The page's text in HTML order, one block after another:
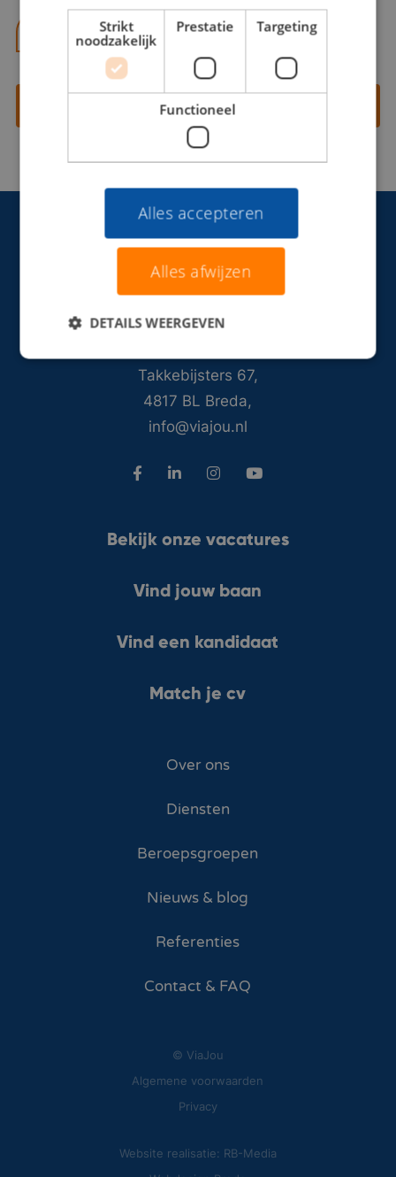
06 13 28 62 71
Contact opnemen
Takkebijsters 67,
4817 BL Breda,
info@viajou.nl
Bekijk onze vacatures
Vind jouw baan
Vind een kandidaat
Match je cv
Over ons
Diensten
Beroepsgroepen
Nieuws & blog
Referenties
Contact & FAQ
© ViaJou
Algemene voorwaarden
Privacy
Website realisatie: RB-Media
Strikt
noodzakelijk
Prestatie Targeting
Functioneel
Alles accepteren
Alles afwijzen
DETAILS WEERGEVEN